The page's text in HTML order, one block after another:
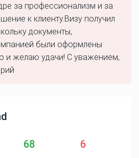
за профессионализм и за
к клиенту.Визу получил
документы,
были оформлены
и желаю удачи! С уважением,
68
6